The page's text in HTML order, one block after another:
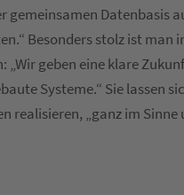
gemeinsamen Datenbasis
Besonders stolz ist man
„Wir geben eine klare
Systeme.“ Sie lassen
realisieren, „ganz im